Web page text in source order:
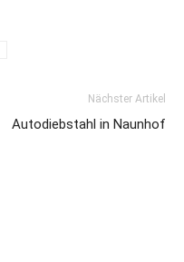
Nächster Artikel
Autodiebstahl in Naunhof